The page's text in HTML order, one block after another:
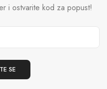
i ostvarite kod za popust!